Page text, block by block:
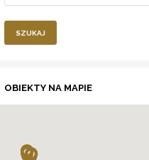
SZUKAJ
OBIEKTY NA MAPIE